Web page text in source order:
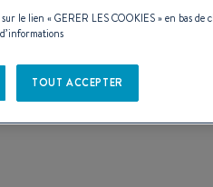
le lien «GERER LES COOKIES» en bas de
TOUT ACCEPTER